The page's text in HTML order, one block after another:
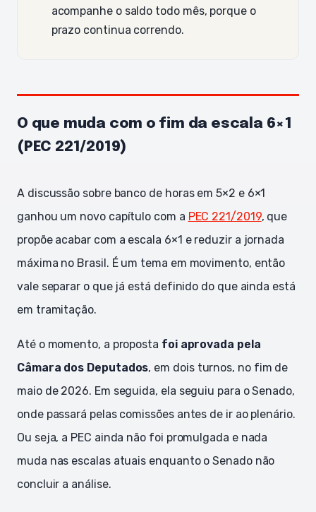
acompanhe o saldo todo mês, porque o
prazo continua correndo.
O que muda com o fim da escala 6×1
(PEC 221/2019)
A discussão sobre banco de horas em 5×2 e 6×1
ganhou um novo capítulo com a PEC 221/2019, que
propõe acabar com a escala 6×1 e reduzir a jornada
máxima no Brasil. É um tema em movimento, então
vale separar o que já está definido do que ainda está
em tramitação.
Até o momento, a proposta foi aprovada pela
Câmara dos Deputados, em dois turnos, no fim de
maio de 2026. Em seguida, ela seguiu para o Senado,
onde passará pelas comissões antes de ir ao plenário.
Ou seja, a PEC ainda não foi promulgada e nada
muda nas escalas atuais enquanto o Senado não
concluir a análise.